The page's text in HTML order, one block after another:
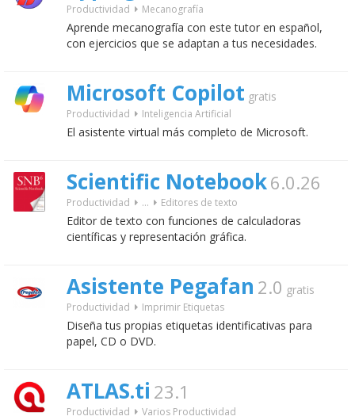
Productividad Mecanografía
Aprende mecanografía con este tutor en español,
con ejercicios que se adaptan a tus necesidades.
Microsoft Copilot gratis
Productividad Inteligencia Artificial
El asistente virtual más completo de Microsoft.
Scientific Notebook6.0.26
Productividad ... Editores de texto
Editor de texto con funciones de calculadoras
científicas y representación gráfica.
Asistente Pegafan 2.0 gratis
Productividad Imprimir Etiquetas
Diseña tus propias etiquetas identificativas para
papel, CD o DVD.
ATLAS.ti 23.1
Productividad Varios Productividad